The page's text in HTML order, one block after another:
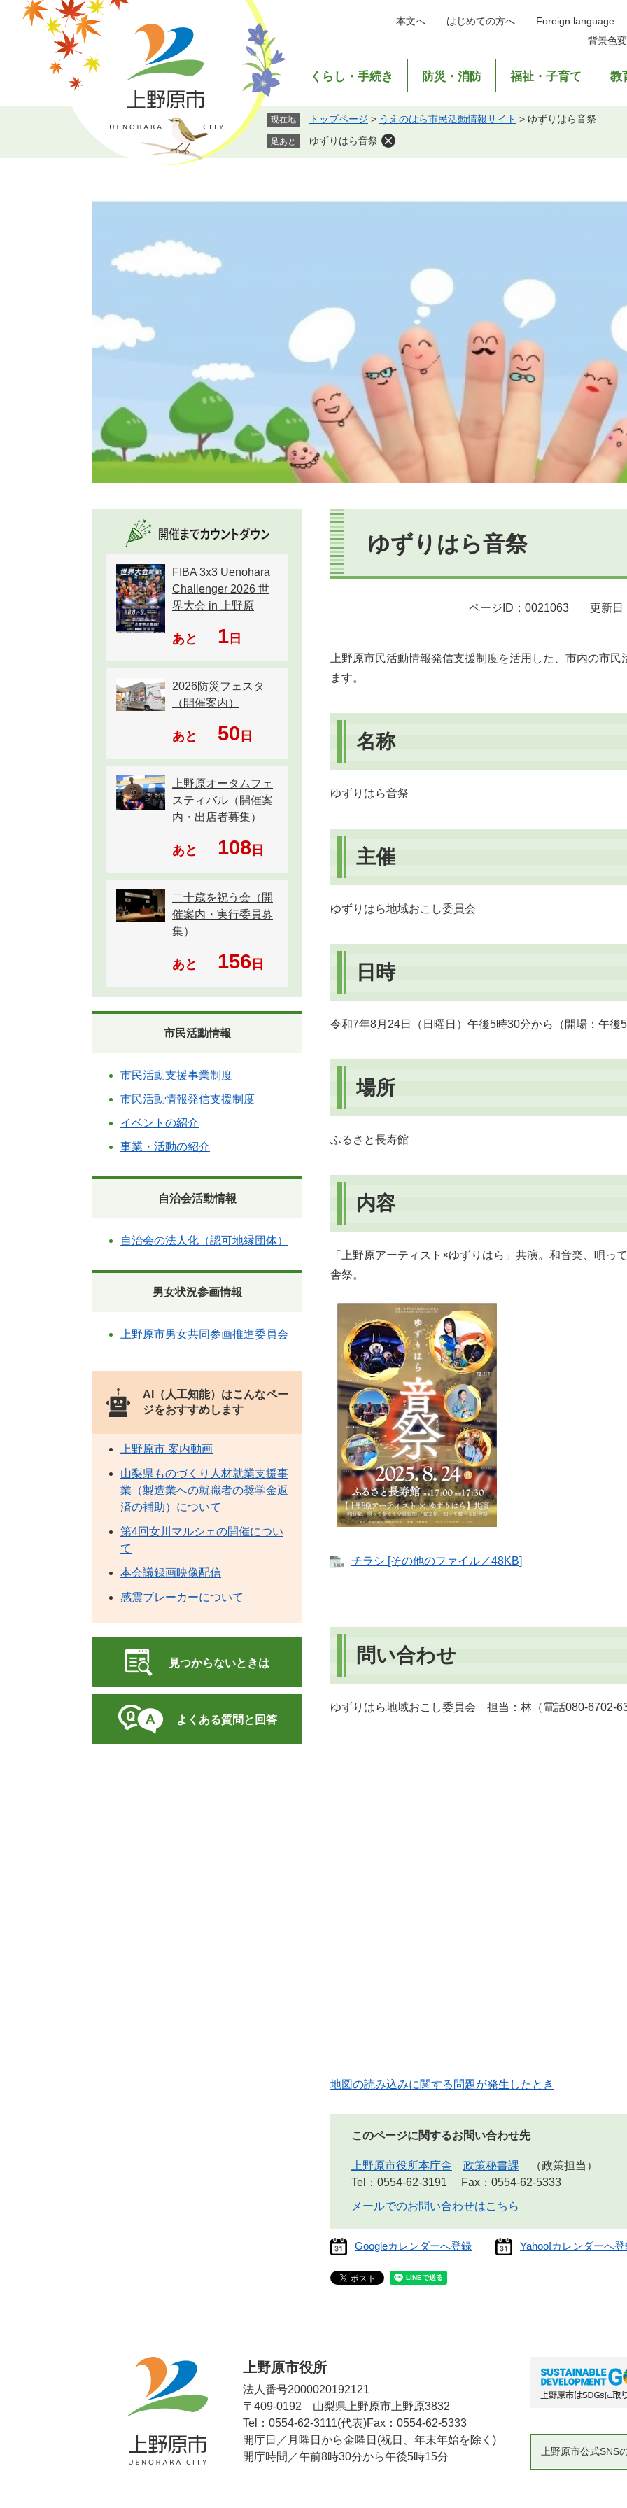
で
ば
本
本文へ はじめての方へ
Foreign language
背景色
くらし・手続き 防災・消防 福祉・子育て 教
現在地 トップページ > うえのはら市民活動情報サイト > ゆずりはら音祭
足あと ゆずりはら音祭
本
文
ゆずりはら音祭
ページID：0021063 更新日
上野原市民活動情報発信支援制度を活用した、市内の市
ます。
名称
ゆずりはら音祭
主催
ゆずりはら地域おこし委員会
日時
令和7年8月24日（日曜日）午後5時30分から（開場：午後
場所
ふるさと長寿館
内容
「上野原アーティスト×ゆずりはら」共演。和音楽、唄っ
舎祭。
チラシ [その他のファイル／48KB]
問い合わせ
ゆずりはら地域おこし委員会 担当：林（電話080-6702-
地図の読み込みに関する問題が発生したとき
このページに関するお問い合わせ先
上野原市役所本庁舎 政策秘書課
政策担当
Tel：0554-62-3191
Fax：0554-62-5333
メールでのお問い合わせはこちら
Googleカレンダーへ登録 Yahoo!カレンダーへ登
FIBA 3x3 Uenohara
Challenger 2026 世
界大会 in 上野原
あと 1日
2026防災フェスタ
（開催案内）
あと 50 日
上野原オータムフェ
スティバル（開催案
内・出店者募集）
あと 108日
二十歳を祝う会（開
催案内・実行委員募
集）
あと 156 日
市民活動情報
市民活動支援事業制度
市民活動情報発信支援制度
イベントの紹介
事業・活動の紹介
自治会活動情報
自治会の法人化（認可地縁団体）
男女状況参画情報
上野原市男女共同参画推進委員会
AI（人工知能）はこんなペー
ジをおすすめします
上野原市 案内動画
山梨県ものづくり人材就業支援事
業（製造業への就職者の奨学金返
済の補助）について
第4回女川マルシェの開催につい
て
本会議録画映像配信
感震ブレーカーについて
見つからないときは
よくある質問と回答
上野原市役所
法人番号2000020192121
〒409-0192 山梨県上野原市上野原3832
Tel：0554-62-3111(代表)Fax：0554-62-5333
開庁日／月曜日から金曜日(祝日、年末年始を除く)
開庁時間／午前8時30分から午後5時15分
上野原市公式SNS